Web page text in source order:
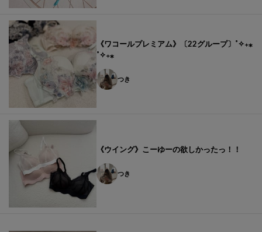
《ワコールプレミアム》〔22グループ〕˚✧₊⁎
˚✧₊⁎
つき
《ウイング》こーゆーの欲しかったっ！！
つき